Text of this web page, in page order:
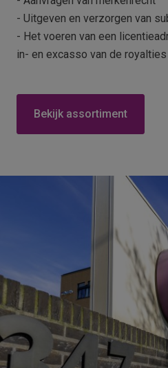
- Uitgeven en verzorgen van
- Het voeren van een
in- en excasso van de royalties
Bekijk assortiment